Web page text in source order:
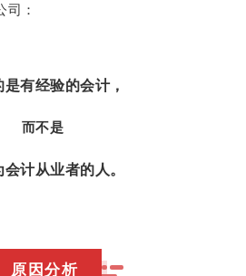
司：
是有经验的会计，
而不是
计从业者的人。
原因分析